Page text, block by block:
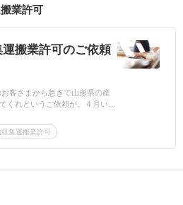
業許可
搬業許可のご依頼
客さまから急ぎで山形県の産
れというご依頼が。４月いっ
集運搬業許可